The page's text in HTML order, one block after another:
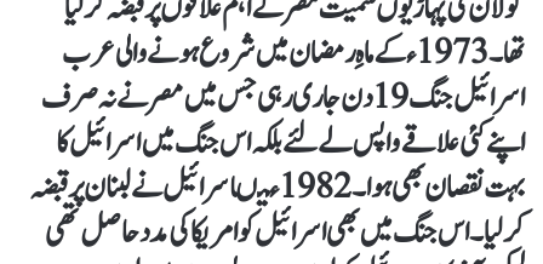
تھا۔ 1973ء کے ماہِ رمضان میں شروع ہونے والی عرب
اسرائیل جنگ 19 دن جاری رہی جس میں مصر نے نہ صرف
اپنے کئی علاقے واپس لے لئے بلکہ اس جنگ میں اسرائیل کا
بہت نقصان بھی ہوا۔ 1982ء میںاسرائیل نے لبنان پر قبضہ
کر لیا۔ اس جنگ میں بھی اسرائیل کو امریکا کی مدد حاصل تھی